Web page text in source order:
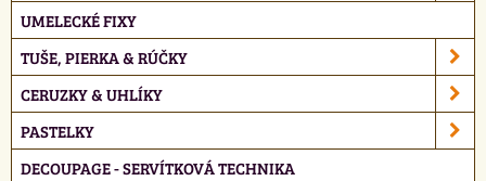
UMELECKÉ FIXY
TUŠE, PIERKA & RÚČKY
CERUZKY & UHLÍKY
PASTELKY
DECOUPAGE - SERVÍTKOVÁ TECHNIKA